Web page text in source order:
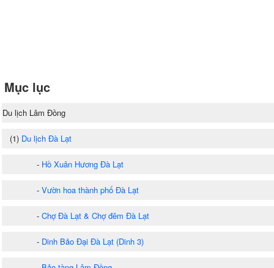
Mục lục
Du lịch Lâm Đồng
(1) Du lịch Đà Lạt
- Hồ Xuân Hương Đà Lạt
- Vườn hoa thành phố Đà Lạt
- Chợ Đà Lạt & Chợ đêm Đà Lạt
- Dinh Bảo Đại Đà Lạt (Dinh 3)